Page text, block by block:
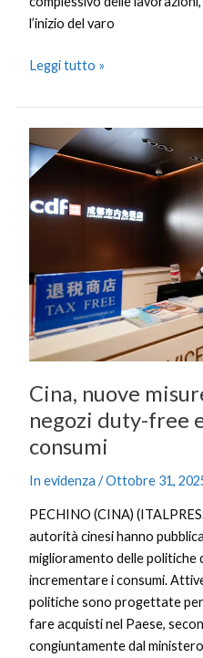
l’inizio del varo
Leggi tutto »
Cina, nuove
negozi duty-free
consumi
In evidenza /Ottobre 31,
PECHINO (CINA)
autorità cinesi hanno
miglioramento delle
incrementare i consumi.
politiche sono progettate
fare acquisti nel Paese,
congiuntamente dal
nuove
misure
per
potenziare
negozi
duty-
free
e
aumentare
consumi